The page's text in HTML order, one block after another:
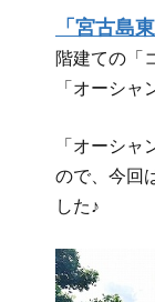
「宮古島
階建ての「
「オーシャ
「オーシ
ので、今回
した♪